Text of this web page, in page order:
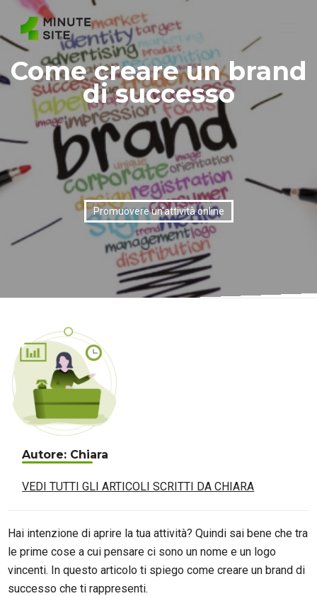
Come creare un brand
di successo
Promuovere un'attività online
Autore: Chiara
VEDI TUTTI GLI ARTICOLI SCRITTI DA CHIARA
Hai intenzione di aprire la tua attività? Quindi sai bene che tra
le prime cose a cui pensare ci sono un nome e un logo
vincenti. In questo articolo ti spiego come creare un brand di
successo che ti rappresenti.